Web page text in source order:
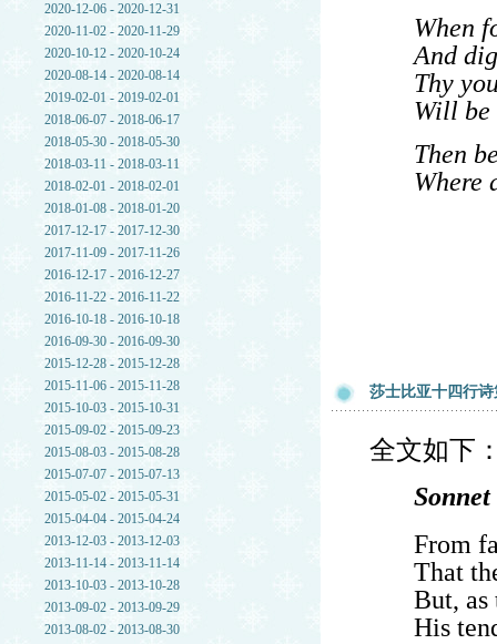
2020-12-06 - 2020-12-31
2020-11-02 - 2020-11-29
2020-10-12 - 2020-10-24
2020-08-14 - 2020-08-14
2019-02-01 - 2019-02-01
2018-06-07 - 2018-06-17
2018-05-30 - 2018-05-30
2018-03-11 - 2018-03-11
2018-02-01 - 2018-02-01
2018-01-08 - 2018-01-20
2017-12-17 - 2017-12-30
2017-11-09 - 2017-11-26
2016-12-17 - 2016-12-27
2016-11-22 - 2016-11-22
2016-10-18 - 2016-10-18
2016-09-30 - 2016-09-30
2015-12-28 - 2015-12-28
2015-11-06 - 2015-11-28
2015-10-03 - 2015-10-31
2015-09-02 - 2015-09-23
2015-08-03 - 2015-08-28
2015-07-07 - 2015-07-13
2015-05-02 - 2015-05-31
2015-04-04 - 2015-04-24
2013-12-03 - 2013-12-03
2013-11-14 - 2013-11-14
2013-10-03 - 2013-10-28
2013-09-02 - 2013-09-29
2013-08-02 - 2013-08-30
When
And
Thy
Will be
Then
Where
莎士比亚十四行
全文如下
Sonnet
From
That
But, as
His